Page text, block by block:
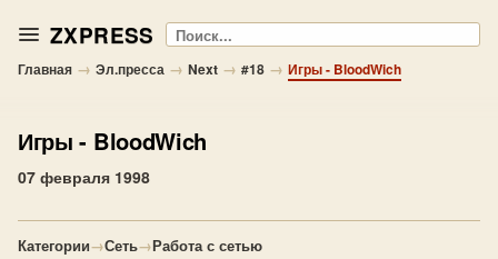
ZXPRESS Поиск
Главная → Эл.пресса → Next → #18 → Игры - BloodWich
Игры - BloodWich
07 февраля 1998
Категории→Сеть→Работа с сетью